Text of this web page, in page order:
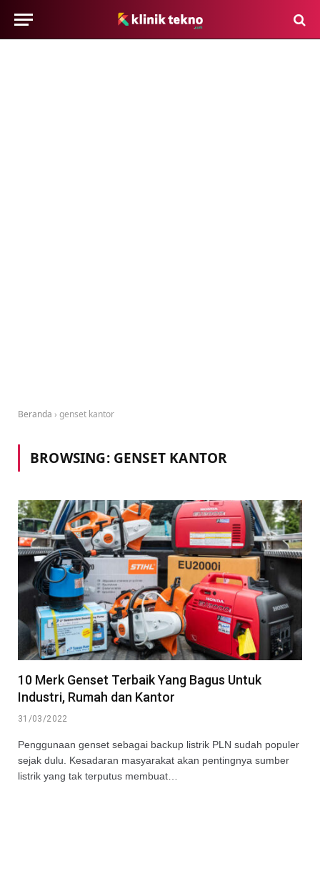
Beranda › genset kantor
BROWSING: GENSET KANTOR
10 Merk Genset Terbaik Yang Bagus Untuk
Industri, Rumah dan Kantor
31/03/2022
Penggunaan genset sebagai backup listrik PLN sudah populer
sejak dulu. Kesadaran masyarakat akan pentingnya sumber
listrik yang tak terputus membuat…